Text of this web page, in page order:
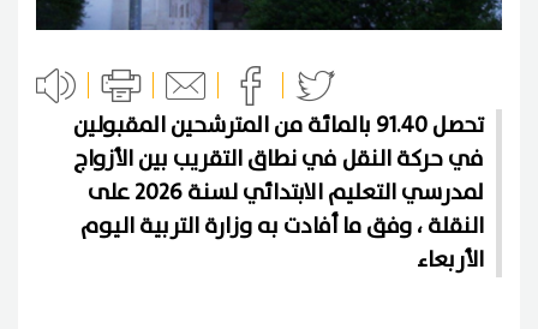
تحصل 91.40 بالمائة من المترشحين المقبولين
في حركة النقل في نطاق التقريب بين الأزواج
لمدرسي التعليم الابتدائي لسنة 2026 على
النقلة ، وفق ما أفادت به وزارة التربية اليوم
الأربعاء